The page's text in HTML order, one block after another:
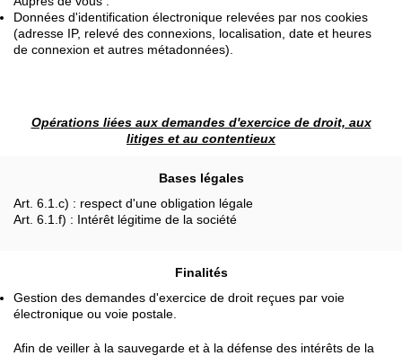
Données d'identification électronique relevées par nos cookies
(adresse IP, relevé des connexions, localisation, date et heures
de connexion et autres métadonnées).
Opérations liées aux demandes d'exercice de droit, aux
litiges et au contentieux
Bases légales
Art. 6.1.c) : respect d'une obligation légale
Art. 6.1.f) : Intérêt légitime de la société
Finalités
Gestion des demandes d'exercice de droit reçues par voie
électronique ou voie postale.
Afin de veiller à la sauvegarde et à la défense des intérêts de la